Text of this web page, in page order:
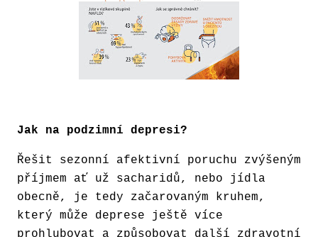
Jak na podzimní depresi?
Řešit sezonní afektivní poruchu zvýšeným
příjmem ať už sacharidů, nebo jídla
obecně, je tedy začarovaným kruhem,
který může deprese ještě více
prohlubovat a způsobovat další zdravotní